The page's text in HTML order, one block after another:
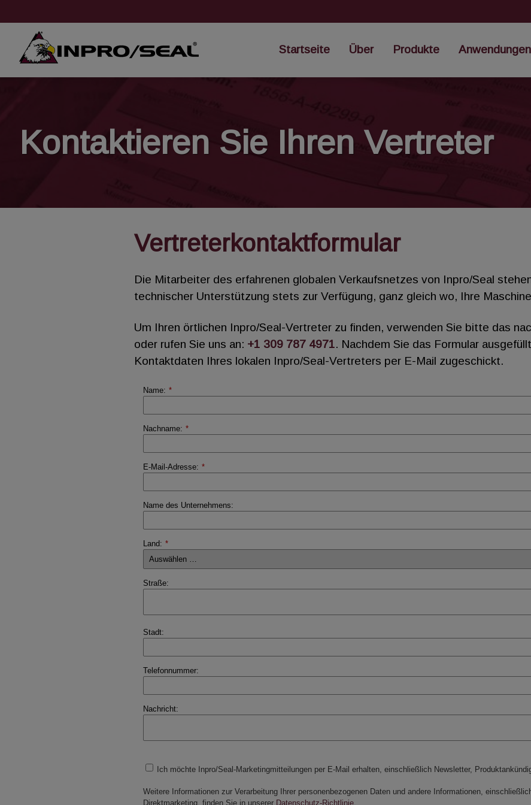
Startseite Über Produkte Anwendungen
Kontaktieren Sie Ihren Vertreter
Vertreterkontaktformular
Die Mitarbeiter des erfahrenen globalen Verkaufsnetzes von Inpro/Seal
technischer Unterstützung stets zur Verfügung, ganz gleich wo, Ihre
Um Ihren örtlichen Inpro/Seal-Vertreter zu finden, verwenden Sie bitte das
oder rufen Sie uns an: +1 309 787 4971. Nachdem Sie das Formular
Kontaktdaten Ihres lokalen Inpro/Seal-Vertreters per E-Mail zugeschickt.
*
Name:
*
Nachname:
*
E-Mail-Adresse:
Name des Unternehmens:
*
Land:
Straße:
Stadt:
Telefonnummer:
Nachricht:
Ich möchte Inpro/Seal-Marketingmitteilungen per E-Mail erhalten, einschließlich Newsletter,
Weitere Informationen zur Verarbeitung Ihrer personenbezogenen Daten und andere Informationen,
Direktmarketing, finden Sie in unserer Datenschutz-Richtlinie